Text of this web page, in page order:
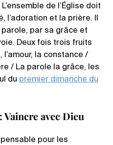
de l’Église doit
l’adoration et la prière. Il
par sa grâce et
Deux fois trois fruits
la constance /
/ La parole la grâce, les
du premier dimanche du
Vaincre avec Dieu
pour les